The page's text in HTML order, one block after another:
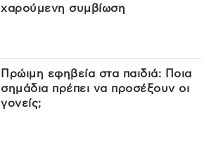
χαρούμενη συμβίωση
Πρώιμη εφηβεία στα παιδιά: Ποια
σημάδια πρέπει να προσέξουν οι
γονείς;